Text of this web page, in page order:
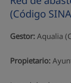
(Código
Gestor: Aqualia
Propietario: